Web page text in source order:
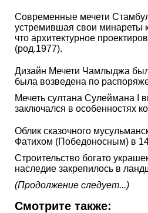
Современные мечети
устремившая свои минареты
что архитектурное
(род.1977).
Дизайн Мечети Чамлыджа
была возведена по
Мечеть султана Сулеймана I
заключался в особенностях
Облик сказочного
Фатихом (Победоносным) в
Строительство богато
наследие закрепилось в
(Продолжение следует...)
Смотрите также: